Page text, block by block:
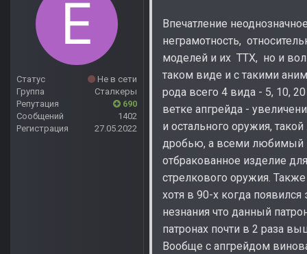
Статус
Не в сети
Группа
Сталкеры
Репутация
690
Сообщений
1402
Регистрация
27.05.2022
Впечатление
неграмотность,
моделей и их ТТХ, но и
таком виде и с такими
рода всего 4 вида - 5, 10,
ветке апгрейда -
и остального оружия,
дробью, а всеми любимый
отбракованное изделие
стрелкового оружия.
хотя в 90-х когда
незнания что данный
патронах почти в 2 раза
Вообще с апгрейдом